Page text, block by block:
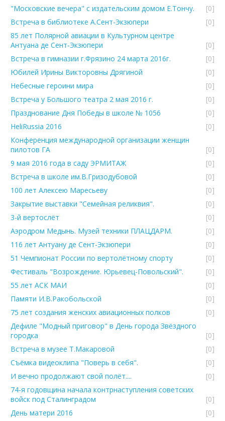
"Московские вечера" с издательским домом Е.Тончу.
[0]
Встреча в библиотеке А.Сент-Экзюпери
[0]
85 лет Полярной авиации в Культурном центре
Антуана де Сент-Экзюпери
[0]
Встреча в гимназии г.Фрязино 24 марта 2016г.
[0]
Юбилей Ирины Викторовны Дрягиной
[0]
Небесные героини мира
[0]
Встреча у Большого театра 2 мая 2016 г.
[0]
Празднование Дня Победы в школе № 1056
[0]
HeliRussia 2016
[0]
Конференция международной организации женщин
пилотов ГА
[0]
9 мая 2016 года в саду ЭРМИТАЖ
[0]
Встреча в школе им.В.Гризодубовой
[0]
100 лет Алексею Маресьеву
[0]
Закрытие выставки "Семейная реликвия".
[0]
3-й вертослёт
[0]
Аэродром Медынь. Музей техники ПЛАЦДАРМ.
[0]
116 лет Антуану де Сент-Экзюпери
[0]
51 Чемпионат России по вертолётному спорту
[0]
Фестиваль "Возрождение. Юрьевец-Повольский".
[0]
55 лет АСК МАИ
[0]
Памяти И.В.Ракобольской
[0]
75 лет создания женских авиационных полков
[0]
Дефиле "Модный приговор" в День города Звёздного
городка
[0]
Встреча в музее Т.Макаровой
[0]
Съёмка видеоклипа "Поверь в себя".
[0]
И вечно продолжают свой полёт....
[0]
74-я годовщина начала контрнаступления советских
войск под Сталинградом
[0]
День матери 2016
[0]